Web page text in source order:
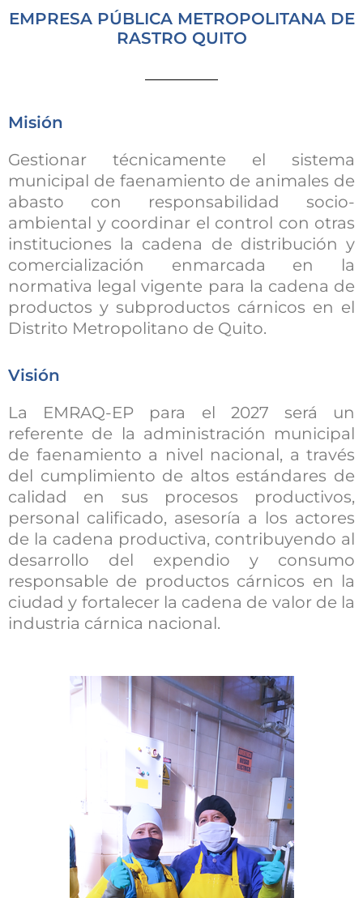
EMPRESA PÚBLICA METROPOLITANA DE
RASTRO QUITO
Misión
Gestionar técnicamente el sistema
municipal de faenamiento de animales de
abasto con responsabilidad socio-
ambiental y coordinar el control con otras
instituciones la cadena de distribución y
comercialización enmarcada en la
normativa legal vigente para la cadena de
productos y subproductos cárnicos en el
Distrito Metropolitano de Quito.
Visión
La EMRAQ-EP para el 2027 será un
referente de la administración municipal
de faenamiento a nivel nacional, a través
del cumplimiento de altos estándares de
calidad en sus procesos productivos,
personal calificado, asesoría a los actores
de la cadena productiva, contribuyendo al
desarrollo del expendio y consumo
responsable de productos cárnicos en la
ciudad y fortalecer la cadena de valor de la
industria cárnica nacional.